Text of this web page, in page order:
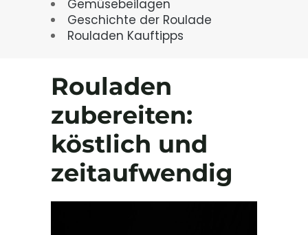
Gemüsebeilagen
Geschichte der Roulade
Rouladen Kauftipps
Rouladen
zubereiten:
köstlich und
zeitaufwendig